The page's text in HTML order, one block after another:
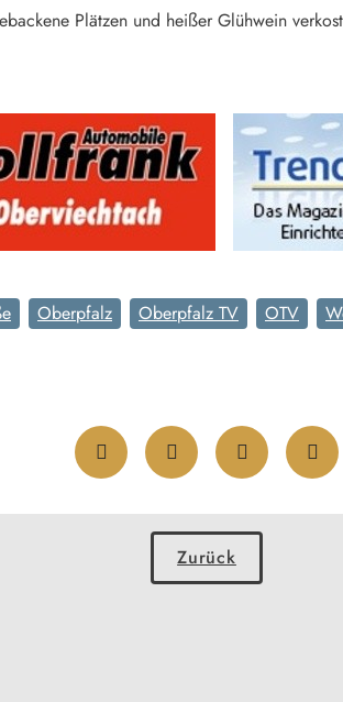
Plätzen und heißer Glühwein
Oberpfalz Oberpfalz TV OTV
Zurück